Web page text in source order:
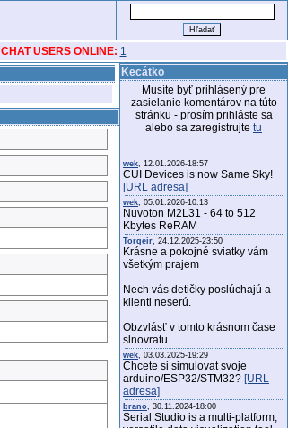
CHAT USERS ONLINE: 1
Kecátko
Musíte byť prihlásený pre
zasielanie komentárov na túto
stránku - prosím prihláste sa
alebo sa zaregistrujte tu
wek, 12.01.2026-18:57
CUI Devices is now Same Sky!
[URL adresa]
wek, 05.01.2026-10:13
Nuvoton M2L31 - 64 to 512
Kbytes ReRAM
Torgeir, 24.12.2025-23:50
Krásne a pokojné sviatky vám
všetkým prajem
Nech vás detičky poslúchajú a
klienti neserú.
Obzvlásť v tomto krásnom čase
slnovratu.
wek, 03.03.2025-19:29
Chcete si simulovat svoje
arduino/ESP32/STM32? [URL
adresa]
brano, 30.11.2024-18:00
Serial Studio is a multi-platform,